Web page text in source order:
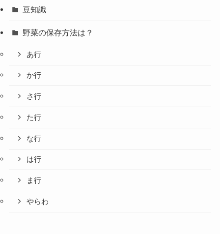
豆知識
野菜の保存方法は？
あ行
か行
さ行
た行
な行
は行
ま行
やらわ